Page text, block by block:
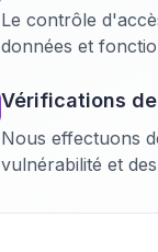
Le contrôle
données et
Vérifications
Nous effectuons
vulnérabilité et